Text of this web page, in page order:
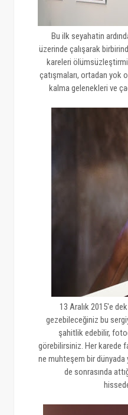
Bu ilk seyahatin
üzerinde çalışarak
kareleri
çatışmaları, ortadan yok
kalma gelenekleri ve
13 Aralık 2015'e
gezebileceğiniz bu
şahitlik edebilir,
görebilirsiniz. Her karede
ne muhteşem bir dünyada
de sonrasında